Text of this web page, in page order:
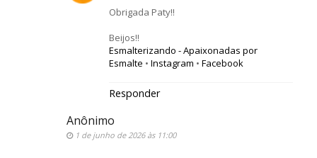
Obrigada Paty!!
Beijos!!
Esmalterizando - Apaixonadas por
Esmalte • Instagram • Facebook
Responder
Anônimo
1 de junho de 2026 às 11:00